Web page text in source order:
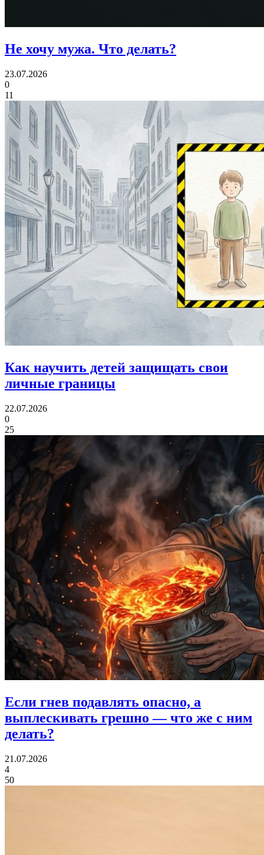
Не хочу мужа. Что делать?
23.07.2026
0
11
Как научить детей защищать свои
личные границы
22.07.2026
0
25
Если гнев подавлять опасно, а
выплескивать грешно — что же с ним
делать?
21.07.2026
4
50